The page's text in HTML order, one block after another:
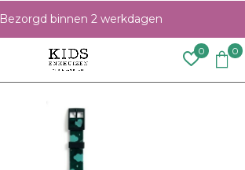
0 0
Bezorgd binnen 2 werkdagen